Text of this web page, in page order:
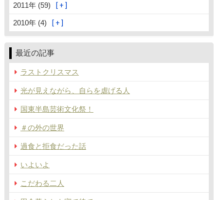
2011年 (59)
2010年 (4)
最近の記事
ラストクリスマス
光が見えながら、自らを虐げる人
国東半島芸術文化祭！
＃の外の世界
過食と拒食だった話
いよいよ
こだわる二人